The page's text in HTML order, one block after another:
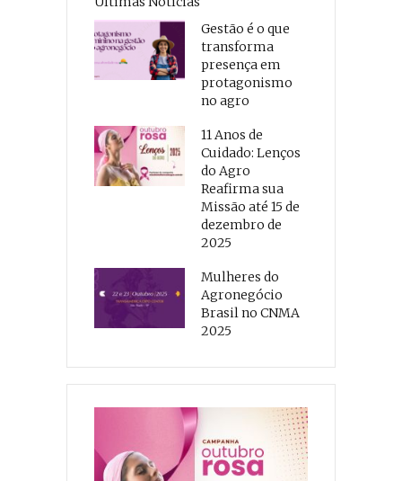
Gestão é o que
transforma
presença em
protagonismo
no agro
11 Anos de
Cuidado: Lenços
do Agro
Reafirma sua
Missão até 15 de
dezembro de
2025
Mulheres do
Agronegócio
Brasil no CNMA
2025